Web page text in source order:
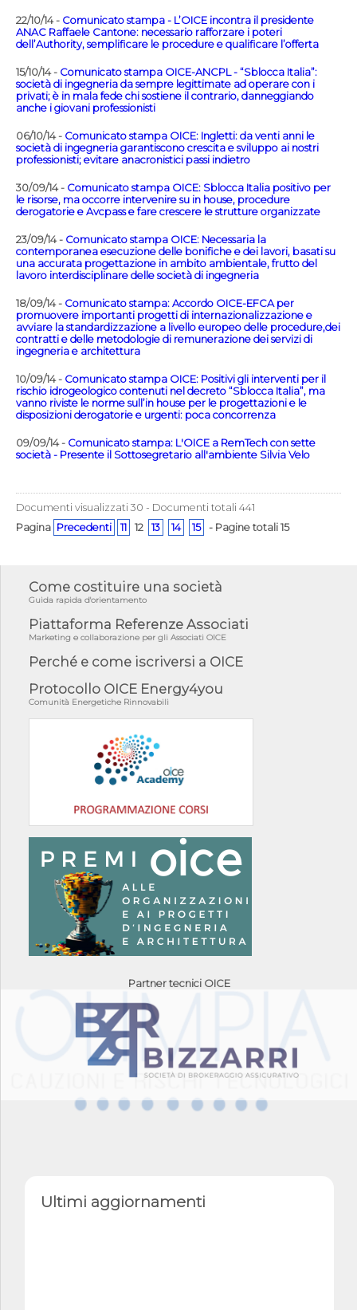
22/10/14 - Comunicato stampa - L’OICE incontra il presidente
ANAC Raffaele Cantone: necessario rafforzare i poteri
dell’Authority, semplificare le procedure e qualificare l’offerta
15/10/14 - Comunicato stampa OICE-ANCPL - “Sblocca Italia”:
società di ingegneria da sempre legittimate ad operare con i
privati; è in mala fede chi sostiene il contrario, danneggiando
anche i giovani professionisti
06/10/14 - Comunicato stampa OICE: Ingletti: da venti anni le
società di ingegneria garantiscono crescita e sviluppo ai nostri
professionisti; evitare anacronistici passi indietro
30/09/14 - Comunicato stampa OICE: Sblocca Italia positivo per
le risorse, ma occorre intervenire su in house, procedure
derogatorie e Avcpass e fare crescere le strutture organizzate
23/09/14 - Comunicato stampa OICE: Necessaria la
contemporanea esecuzione delle bonifiche e dei lavori, basati su
una accurata progettazione in ambito ambientale, frutto del
lavoro interdisciplinare delle società di ingegneria
18/09/14 - Comunicato stampa: Accordo OICE-EFCA per
promuovere importanti progetti di internazionalizzazione e
avviare la standardizzazione a livello europeo delle procedure,dei
contratti e delle metodologie di remunerazione dei servizi di
ingegneria e architettura
10/09/14 - Comunicato stampa OICE: Positivi gli interventi per il
rischio idrogeologico contenuti nel decreto “Sblocca Italia”, ma
vanno riviste le norme sull’in house per le progettazioni e le
disposizioni derogatorie e urgenti: poca concorrenza
09/09/14 - Comunicato stampa: L'OICE a RemTech con sette
società - Presente il Sottosegretario all'ambiente Silvia Velo
Documenti visualizzati 30 - Documenti totali 441
Pagina Precedenti 11 12 13 14 15 - Pagine totali 15
Come costituire una società
Guida rapida d'orientamento
Piattaforma Referenze Associati
Marketing e collaborazione per gli Associati OICE
Perché e come iscriversi a OICE
Protocollo OICE Energy4you
Comunità Energetiche Rinnovabili
Partner tecnici OICE
Ultimi aggiornamenti